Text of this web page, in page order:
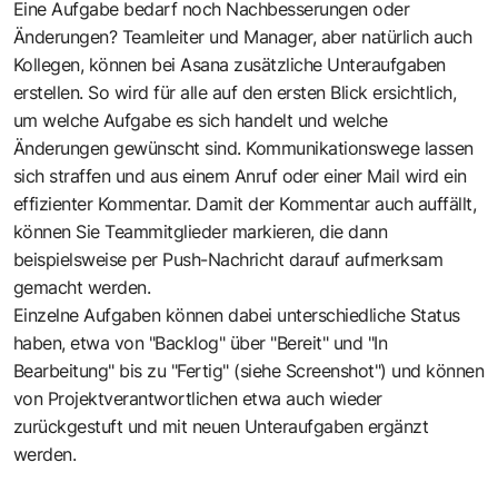
Eine Aufgabe bedarf noch Nachbesserungen oder
Änderungen? Teamleiter und Manager, aber natürlich auch
Kollegen, können bei Asana zusätzliche Unteraufgaben
erstellen. So wird für alle auf den ersten Blick ersichtlich,
um welche Aufgabe es sich handelt und welche
Änderungen gewünscht sind. Kommunikationswege lassen
sich straffen und aus einem Anruf oder einer Mail wird ein
effizienter Kommentar. Damit der Kommentar auch auffällt,
können Sie Teammitglieder markieren, die dann
beispielsweise per Push-Nachricht darauf aufmerksam
gemacht werden.
Einzelne Aufgaben können dabei unterschiedliche Status
haben, etwa von "Backlog" über "Bereit" und "In
Bearbeitung" bis zu "Fertig" (siehe Screenshot") und können
von Projektverantwortlichen etwa auch wieder
zurückgestuft und mit neuen Unteraufgaben ergänzt
werden.